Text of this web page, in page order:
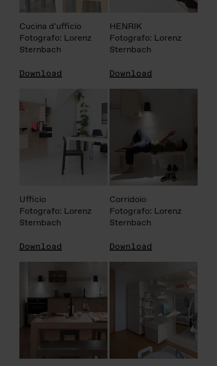
Cucina d'ufficio
Fotografo: Lorenz
Sternbach
Download
HENRIK
Fotografo: Lorenz
Sternbach
Download
Ufficio
Fotografo: Lorenz
Sternbach
Download
Corridoio
Fotografo: Lorenz
Sternbach
Download